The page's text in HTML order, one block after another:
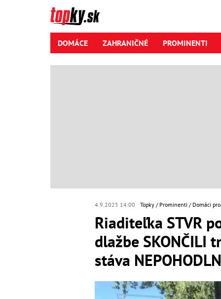
DOMÁCE ZAHRANIČNÉ PROMINENTI
4.9.2025 14:00 Topky Prominenti Domáci
Riaditeľka STVR
dlažbe SKONČILI
stáva